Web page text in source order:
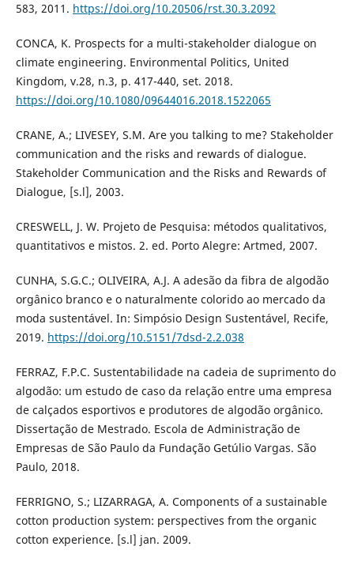
583, 2011. https://doi.org/10.20506/rst.30.3.2092
CONCA, K. Prospects for a multi-stakeholder dialogue on
climate engineering. Environmental Politics, United
Kingdom, v.28, n.3, p. 417-440, set. 2018.
https://doi.org/10.1080/09644016.2018.1522065
CRANE, A.; LIVESEY, S.M. Are you talking to me? Stakeholder
communication and the risks and rewards of dialogue.
Stakeholder Communication and the Risks and Rewards of
Dialogue, [s.l], 2003.
CRESWELL, J. W. Projeto de Pesquisa: métodos qualitativos,
quantitativos e mistos. 2. ed. Porto Alegre: Artmed, 2007.
CUNHA, S.G.C.; OLIVEIRA, A.J. A adesão da fibra de algodão
orgânico branco e o naturalmente colorido ao mercado da
moda sustentável. In: Simpósio Design Sustentável, Recife,
2019. https://doi.org/10.5151/7dsd-2.2.038
FERRAZ, F.P.C. Sustentabilidade na cadeia de suprimento do
algodão: um estudo de caso da relação entre uma empresa
de calçados esportivos e produtores de algodão orgânico.
Dissertação de Mestrado. Escola de Administração de
Empresas de São Paulo da Fundação Getúlio Vargas. São
Paulo, 2018.
FERRIGNO, S.; LIZARRAGA, A. Components of a sustainable
cotton production system: perspectives from the organic
cotton experience. [s.l] jan. 2009.